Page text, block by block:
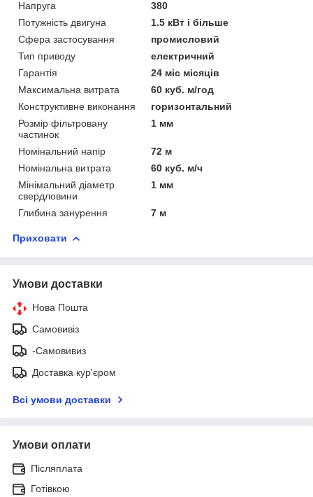
Напруга
380
Потужність двигуна
1.5 кВт і більше
Сфера застосування
промисловий
Тип приводу
електричний
Гарантія
24 міс місяців
Максимальна витрата
60 куб. м/год
Конструктивне виконання
горизонтальний
Розмір фільтровану
частинок
1 мм
Номінальний напір
72 м
Номінальна витрата
60 куб. м/ч
Мінімальний діаметр
свердловини
1 мм
Глибина занурення 7 м
Приховати
Умови доставки
Нова Пошта
Самовивіз
-Самовивиз
Доставка кур'єром
Всі умови доставки
Умови оплати
Післяплата
Готівкою